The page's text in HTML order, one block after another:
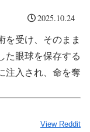
2025.10.24
を受け、そのまま
た眼球を保存する
注入され、命を奪
View Reddit